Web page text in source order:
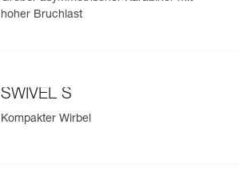
hoher Bruchlast
SWIVEL S
Kompakter Wirbel